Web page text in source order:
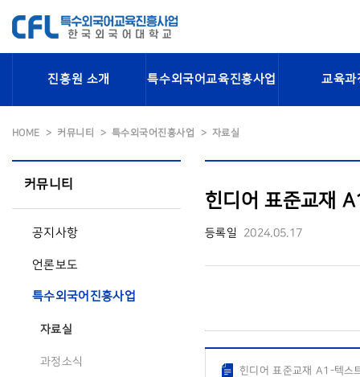
진흥원 소개 특수외국어교육진흥사업 교육과
HOME 커뮤니티 특수외국어진흥사업 자료실
커뮤니티
공지사항
언론보도
특수외국어진흥사업
자료실
과정소식
힌디어 표준교재
등록일 2024.05.17
힌디어 표준교재 A1-텍스